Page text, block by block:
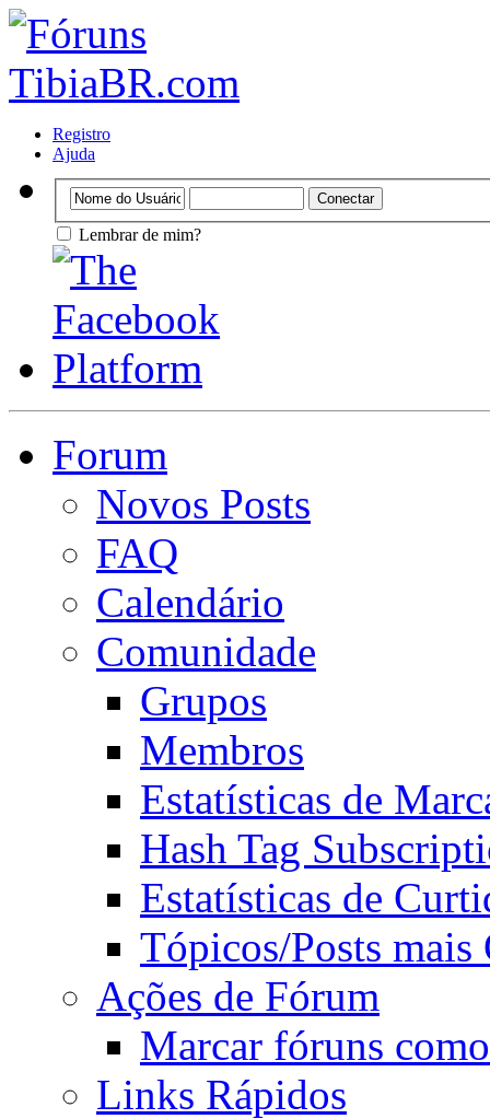
Registro
Ajuda
Lembrar de mim?
Forum
Novos Posts
FAQ
Calendário
Comunidade
Grupos
Membros
Estatísticas de
Hash Tag
Estatísticas de
Tópicos/Posts mais
Ações de Fórum
Marcar fóruns
Links Rápidos